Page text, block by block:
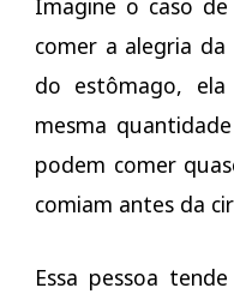
Imagine o caso
comer a alegria
do estômago,
mesma
podem comer
comiam antes da
Essa pessoa